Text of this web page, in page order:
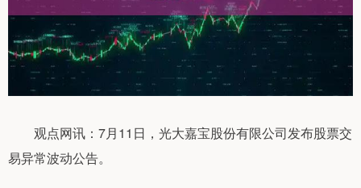
观点网讯：7月11日，光大嘉宝股份有限公司发布股票交
易异常波动公告。